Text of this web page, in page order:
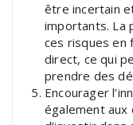
être incertain
importants. La
ces risques en
direct, ce qui
prendre des
Encourager
également